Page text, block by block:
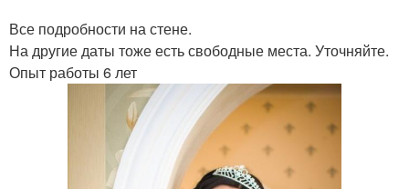
Все подробности на стене.
На другие даты тоже есть свободные места. Уточняйте.
Опыт работы 6 лет